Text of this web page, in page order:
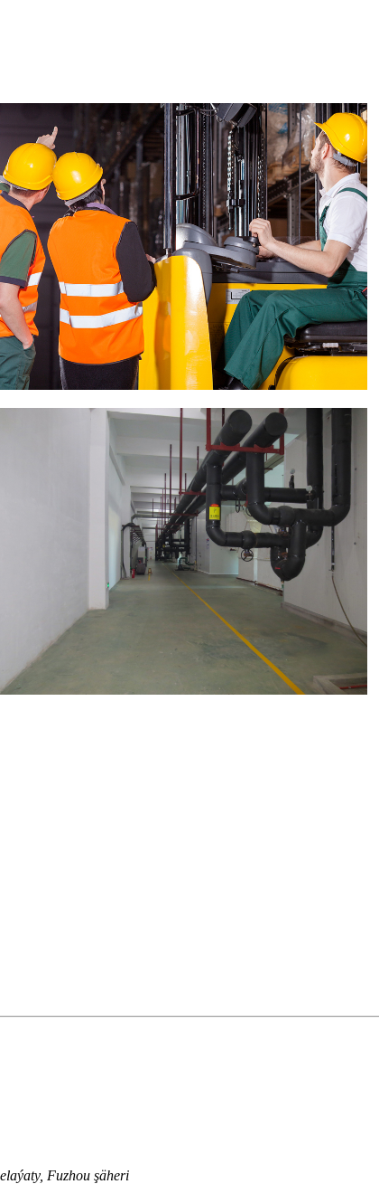
Fuzhou şäheri